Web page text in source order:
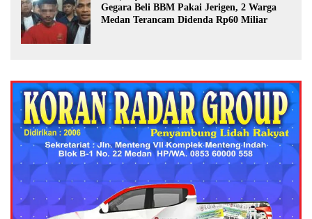
Gegara Beli BBM Pakai Jerigen, 2 Warga
Medan Terancam Didenda Rp60 Miliar